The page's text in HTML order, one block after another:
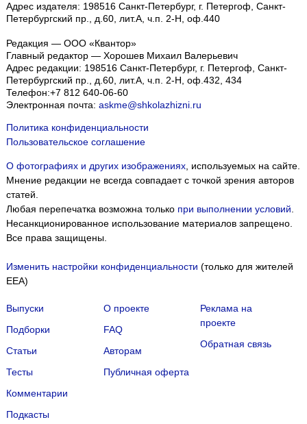
Адрес издателя: 198516 Санкт-Петербург, г. Петергоф, Санкт-
Петербургский пр., д.60, лит.А, ч.п. 2-Н, оф.440
Редакция — ООО «Квантор»
Главный редактор — Хорошев Михаил Валерьевич
Адрес редакции: 198516 Санкт-Петербург, г. Петергоф Санкт-
Петербургский пр., д.60, лит.А, ч.п. 2-Н, оф.432, 434
Телефон:+7 812 640-06-60
Электронная почта: askme@shkolazhizni.ru
Политика конфиденциальности
Пользовательское соглашение
О фотографиях и других изображениях, используемых на сайте.
Мнение редакции не всегда совпадает с точкой зрения авторов
статей.
Любая перепечатка возможна только при выполнении условий
Несанкционированное использование материалов запрещено.
Все права защищены.
Изменить настройки конфиденциальности (только для жителей
EEA)
Выпуски
Подборки
Статьи
Тесты
Комментарии
Подкасты
О проекте
FAQ
Авторам
Публичная оферта
Реклама на
проекте
Обратная связь